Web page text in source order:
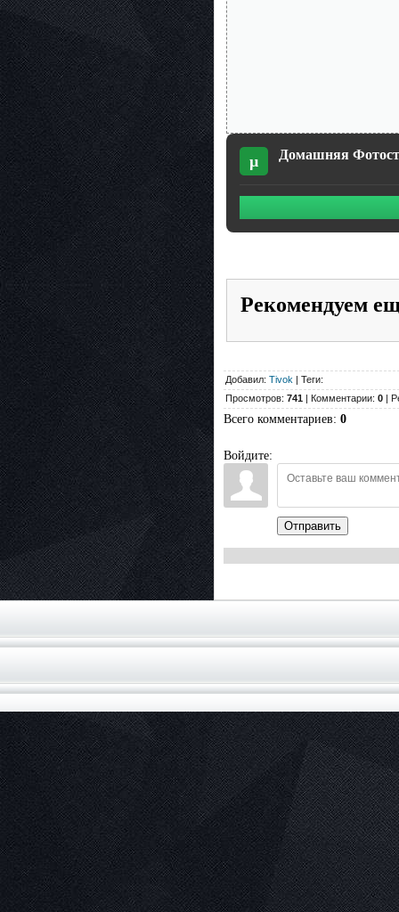
µ Домашняя
Рекомендуем
Добавил: Tivok | Теги:
Просмотров: 741 | Комментарии: 0 |
Всего комментариев: 0
Войдите:
Отправить